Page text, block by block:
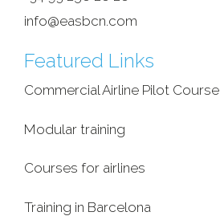
info@easbcn.com
Featured Links
Commercial Airline Pilot Course
Modular training
Courses for airlines
Training in Barcelona